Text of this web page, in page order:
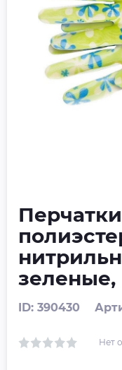
зеленые,
ID: 390430
Нет